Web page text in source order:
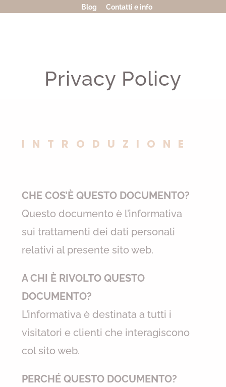
Blog Contatti e info
Privacy Policy
INTRODUZIONE
CHE COS’È QUESTO DOCUMENTO?
Questo documento è l’informativa
sui trattamenti dei dati personali
relativi al presente sito web.
A CHI È RIVOLTO QUESTO
DOCUMENTO?
L’informativa è destinata a tutti i
visitatori e clienti che interagiscono
col sito web.
PERCHÉ QUESTO DOCUMENTO?